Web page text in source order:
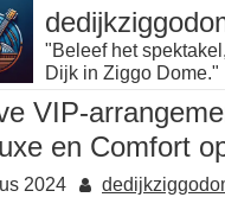
"Beleef het
Dijk in Ziggo Dome."
VIP-
en Comfort
2024